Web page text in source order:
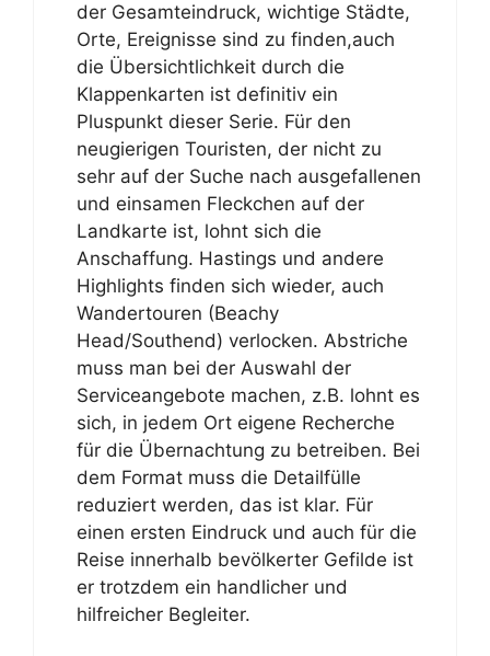
der Gesamteindruck, wichtige Städte,
Orte, Ereignisse sind zu finden,auch
die Übersichtlichkeit durch die
Klappenkarten ist definitiv ein
Pluspunkt dieser Serie. Für den
neugierigen Touristen, der nicht zu
sehr auf der Suche nach ausgefallenen
und einsamen Fleckchen auf der
Landkarte ist, lohnt sich die
Anschaffung. Hastings und andere
Highlights finden sich wieder, auch
Wandertouren (Beachy
Head/Southend) verlocken. Abstriche
muss man bei der Auswahl der
Serviceangebote machen, z.B. lohnt es
sich, in jedem Ort eigene Recherche
für die Übernachtung zu betreiben. Bei
dem Format muss die Detailfülle
reduziert werden, das ist klar. Für
einen ersten Eindruck und auch für die
Reise innerhalb bevölkerter Gefilde ist
er trotzdem ein handlicher und
hilfreicher Begleiter.